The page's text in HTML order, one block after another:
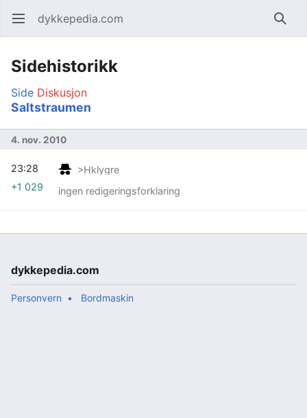
Åpne hovedmenyen dykkepedia.com Søk
Sidehistorikk
Side Diskusjon
Saltstraumen
4. nov. 2010
>Hklygre
ingen redigeringsforklaring
23:28
+1 029
dykkepedia.com
Personvern Bordmaskin